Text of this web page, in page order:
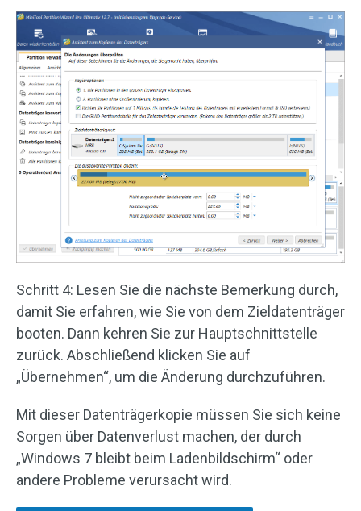
Schritt 4: Lesen Sie die nächste Bemerkung durch,
damit Sie erfahren, wie Sie von dem Zieldatenträger
booten. Dann kehren Sie zur Hauptschnittstelle
zurück. Abschließend klicken Sie auf
„Übernehmen“, um die Änderung durchzuführen.
Mit dieser Datenträgerkopie müssen Sie sich keine
Sorgen über Datenverlust machen, der durch
„Windows 7 bleibt beim Ladenbildschirm“ oder
andere Probleme verursacht wird.